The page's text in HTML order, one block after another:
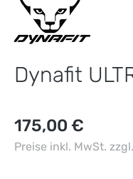
Dynafit
Regulärer Preis:
175,00 €
Preise inkl. MwSt.